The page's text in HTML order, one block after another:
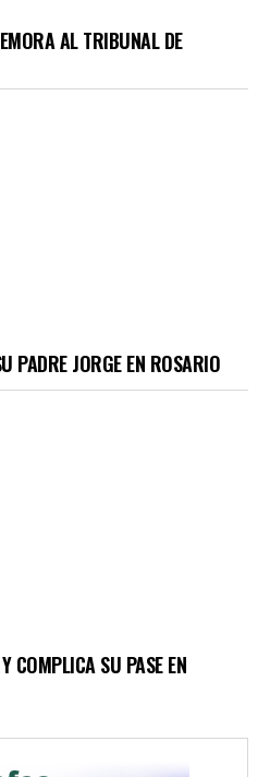
AL TRIBUNAL DE
PADRE JORGE EN ROSARIO
COMPLICA SU PASE EN